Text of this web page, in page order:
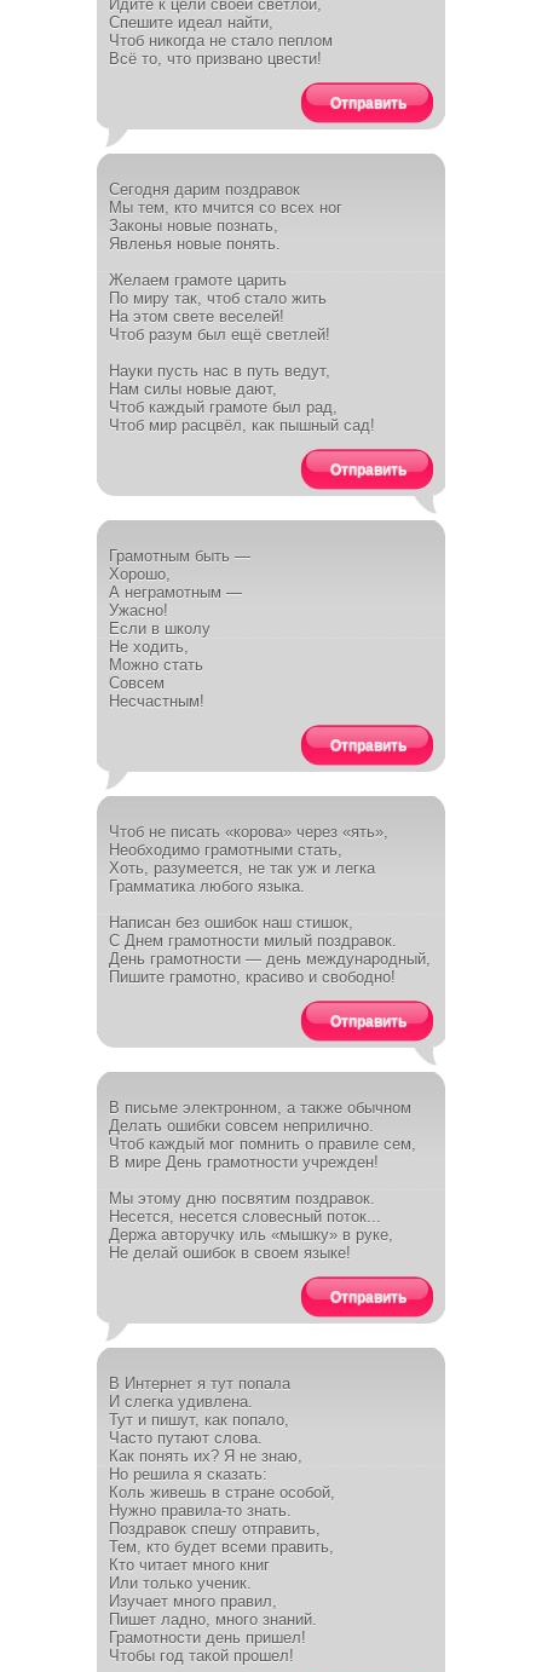
Идите к цели своей светлой,
Спешите идеал найти,
Чтоб никогда не стало пеплом
Всё то, что призвано цвести!
Отправить
Сегодня дарим поздравок
Мы тем, кто мчится со всех ног
Законы новые познать,
Явленья новые понять.
Желаем грамоте царить
По миру так, чтоб стало жить
На этом свете веселей!
Чтоб разум был ещё светлей!
Науки пусть нас в путь ведут,
Нам силы новые дают,
Чтоб каждый грамоте был рад,
Чтоб мир расцвёл, как пышный сад!
Отправить
Грамотным быть —
Хорошо,
А неграмотным —
Ужасно!
Если в школу
Не ходить,
Можно стать
Совсем
Несчастным!
Отправить
Чтоб не писать «корова» через «ять»,
Необходимо грамотными стать,
Хоть, разумеется, не так уж и легка
Грамматика любого языка.
Написан без ошибок наш стишок,
С Днем грамотности милый поздравок.
День грамотности — день международный,
Пишите грамотно, красиво и свободно!
Отправить
В письме электронном, а также обычном
Делать ошибки совсем неприлично.
Чтоб каждый мог помнить о правиле сем,
В мире День грамотности учрежден!
Мы этому дню посвятим поздравок.
Несется, несется словесный поток...
Держа авторучку иль «мышку» в руке,
Не делай ошибок в своем языке!
Отправить
В Интернет я тут попала
И слегка удивлена.
Тут и пишут, как попало,
Часто путают слова.
Как понять их? Я не знаю,
Но решила я сказать:
Коль живешь в стране особой,
Нужно правила-то знать.
Поздравок спешу отправить,
Тем, кто будет всеми править,
Кто читает много книг
Или только ученик.
Изучает много правил,
Пишет ладно, много знаний.
Грамотности день пришел!
Чтобы год такой прошел!